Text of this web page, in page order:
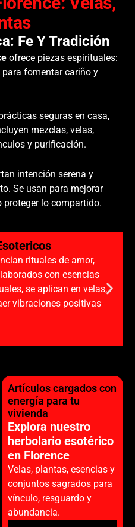
Fe Y Tradición
ofrece piezas espirituales:
para fomentar cariño y
seguras en casa,
mezclas, velas,
y purificación.
intención serena y
Se usan para mejorar
lo compartido.
rituales de amor,
con esencias
se aplican en velas,
vibraciones positivas
Artículos cargados con
energía para tu
vivienda
Explora nuestro
herbolario esotérico
en Florence
Velas, plantas, esencias y
conjuntos sagrados para
vínculo, resguardo y
abundancia.